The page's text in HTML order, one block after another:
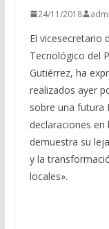
24/11/2018
El vicesecretario
Tecnológico del
Gutiérrez, ha
realizados ayer
sobre una futura
declaraciones
demuestra su
y la
locales».